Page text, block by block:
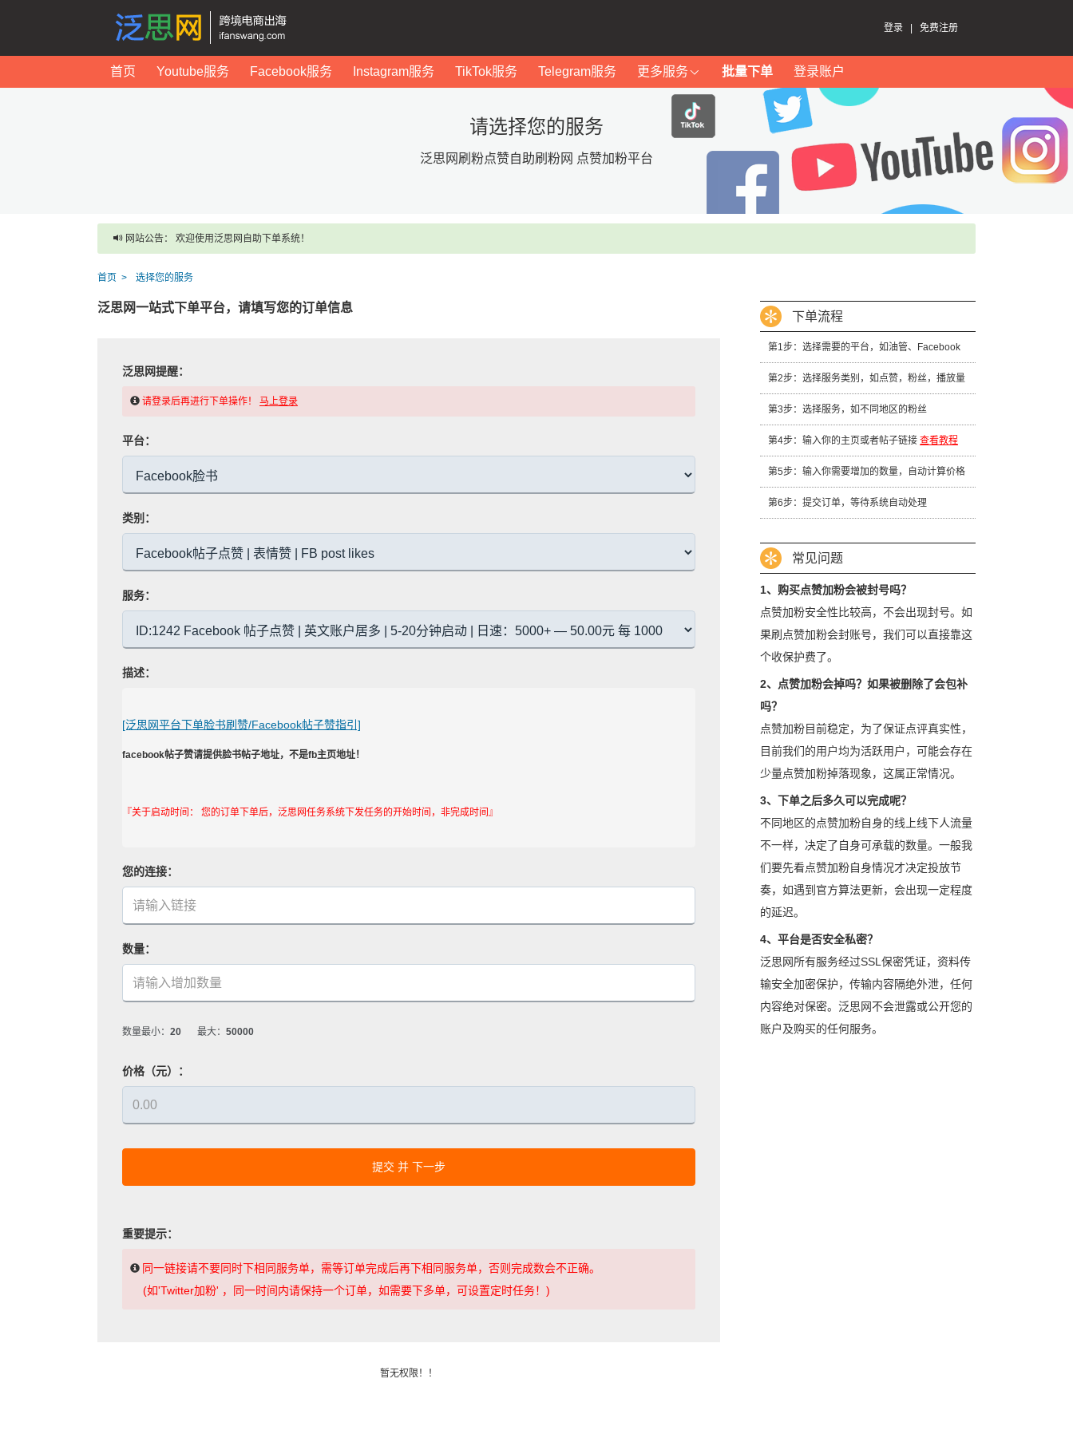
登录 免费注册
首页 Youtube服务 Facebook服务 Instagram服务 TikTok服务 Telegram服务 更多服务 批量下单 登录账户
请选择您的服务
泛思网刷粉点赞自助刷粉网 点赞加粉平台
网站公告： 欢迎使用泛思网自助下单系统！
首页 选择您的服务
泛思网一站式下单平台，请填写您的订单信息
泛思网提醒：
请登录后再进行下单操作！ 马上登录
平台：
类别：
服务：
描述：
[泛思网平台下单脸书刷赞/Facebook帖子赞指引]
facebook帖子赞请提供脸书帖子地址，不是fb主页地址！
『关于启动时间： 您的订单下单后，泛思网任务系统下发任务的开始时间，非完成时间』
您的连接：
数量：
数量最小： 20 最大： 50000
价格（元）：
提交 并 下一步
重要提示：
同一链接请不要同时下相同服务单，需等订单完成后再下相同服务单，否则完成数会不正确。
(如'Twitter加粉' ，同一时间内请保持一个订单，如需要下多单，可设置定时任务！)
暂无权限！！
下单流程
第1步：选择需要的平台，如油管、Facebook
第2步：选择服务类别，如点赞，粉丝，播放量
第3步：选择服务，如不同地区的粉丝
第4步：输入你的主页或者帖子链接 查看教程
第5步：输入你需要增加的数量，自动计算价格
第6步：提交订单，等待系统自动处理
常见问题
1、购买点赞加粉会被封号吗？
点赞加粉安全性比较高，不会出现封号。如
果刷点赞加粉会封账号，我们可以直接靠这
个收保护费了。
2、点赞加粉会掉吗？如果被删除了会包补
吗？
点赞加粉目前稳定，为了保证点评真实性，
目前我们的用户均为活跃用户，可能会存在
少量点赞加粉掉落现象，这属正常情况。
3、下单之后多久可以完成呢？
不同地区的点赞加粉自身的线上线下人流量
不一样，决定了自身可承载的数量。一般我
们要先看点赞加粉自身情况才决定投放节
奏，如遇到官方算法更新，会出现一定程度
的延迟。
4、平台是否安全私密？
泛思网所有服务经过SSL保密凭证，资料传
输安全加密保护，传输内容隔绝外泄，任何
内容绝对保密。泛思网不会泄露或公开您的
账户及购买的任何服务。